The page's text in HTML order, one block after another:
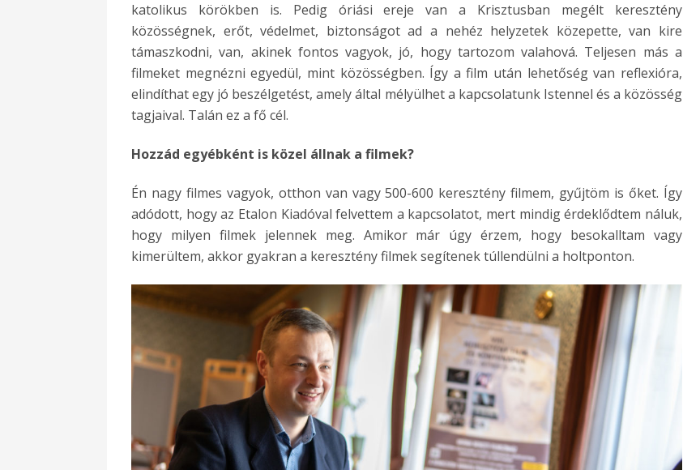
katolikus körökben is. Pedig óriási ereje van a Krisztusban megélt keresztény
közösségnek, erőt, védelmet, biztonságot ad a nehéz helyzetek közepette, van kire
támaszkodni, van, akinek fontos vagyok, jó, hogy tartozom valahová. Teljesen más a
filmeket megnézni egyedül, mint közösségben. Így a film után lehetőség van reflexióra,
elindíthat egy jó beszélgetést, amely által mélyülhet a kapcsolatunk Istennel és a közösség
tagjaival. Talán ez a fő cél.
Hozzád egyébként is közel állnak a filmek?
Én nagy filmes vagyok, otthon van vagy 500-600 keresztény filmem, gyűjtöm is őket. Így
adódott, hogy az Etalon Kiadóval felvettem a kapcsolatot, mert mindig érdeklődtem náluk,
hogy milyen filmek jelennek meg. Amikor már úgy érzem, hogy besokalltam vagy
kimerültem, akkor gyakran a keresztény filmek segítenek túllendülni a holtponton.